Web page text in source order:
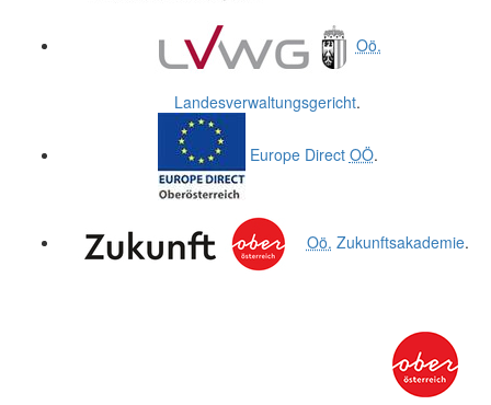
Oö.
Landesverwaltungsgericht.
Europe Direct OÖ.
Oö. Zukunftsakademie.